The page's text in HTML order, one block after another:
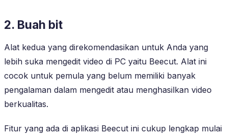
2. Buah bit
Alat kedua yang direkomendasikan untuk Anda yang
lebih suka mengedit video di PC yaitu Beecut. Alat ini
cocok untuk pemula yang belum memiliki banyak
pengalaman dalam mengedit atau menghasilkan video
berkualitas.
Fitur yang ada di aplikasi Beecut ini cukup lengkap mulai